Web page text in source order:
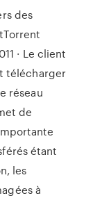
des
· Le client
télécharger
réseau
de
étant
les
à